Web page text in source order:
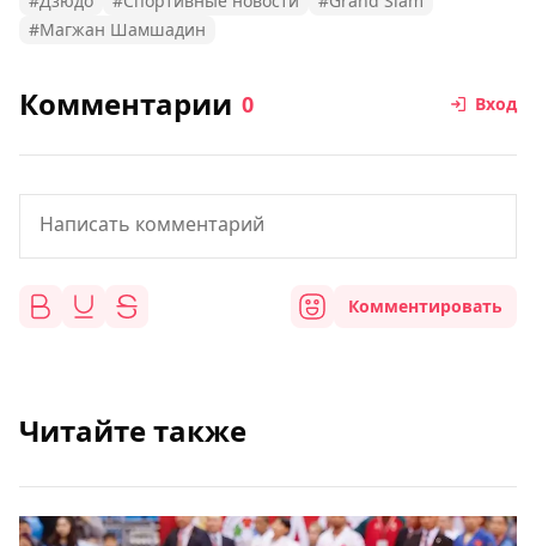
#Магжан Шамшадин
Комментарии 0 Вход
Комментировать
Читайте также